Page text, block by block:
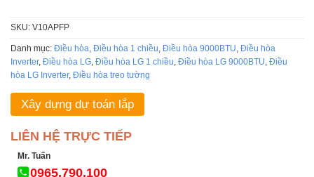
SKU: V10APFP
Danh mục: Điều hòa, Điều hòa 1 chiều, Điều hòa 9000BTU, Điều hòa
Inverter, Điều hòa LG, Điều hòa LG 1 chiều, Điều hòa LG 9000BTU, Điều
hòa LG Inverter, Điều hòa treo tường
Xây dựng dự toán lắp
LIÊN HỆ TRỰC TIẾP
Mr. Tuấn
0965.790.100